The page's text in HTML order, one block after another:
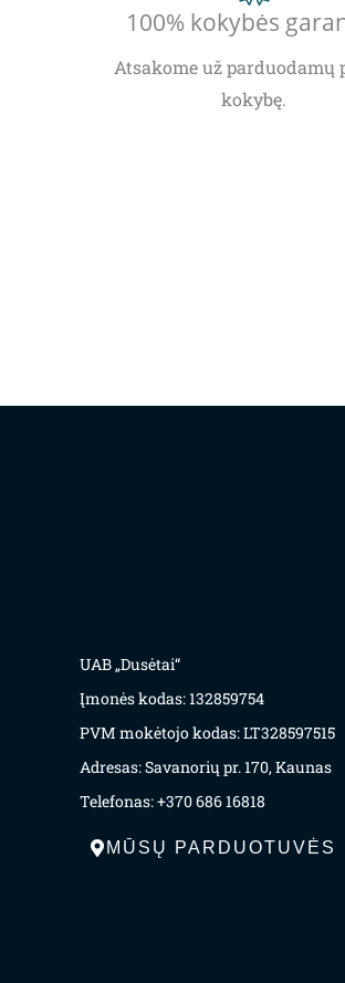
100% kokybės
Atsakome už parduodamų
kokybę.
UAB „Dusėtai“
Įmonės kodas: 132859754
PVM mokėtojo kodas: LT328597515
Adresas: Savanorių pr. 170, Kaunas
Telefonas: +370 686 16818
MŪSŲ PARDUOTUVĖS